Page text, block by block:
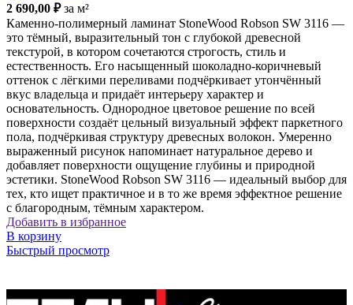
2 690,00 ₽за м²
Каменно-полимерный ламинат StoneWood Robson SW 3116 —
это тёмный, выразительный тон с глубокой древесной
текстурой, в котором сочетаются строгость, стиль и
естественность. Его насыщенный шоколадно-коричневый
оттенок с лёгкими переливами подчёркивает утончённый
вкус владельца и придаёт интерьеру характер и
основательность. Однородное цветовое решение по всей
поверхности создаёт цельный визуальный эффект паркетного
пола, подчёркивая структуру древесных волокон. Умеренно
выраженный рисунок напоминает натуральное дерево и
добавляет поверхности ощущение глубины и природной
эстетики. StoneWood Robson SW 3116 — идеальный выбор для
тех, кто ищет практичное и в то же время эффектное решение
с благородным, тёмным характером.
Добавить в избранное
В корзину
Быстрый просмотр